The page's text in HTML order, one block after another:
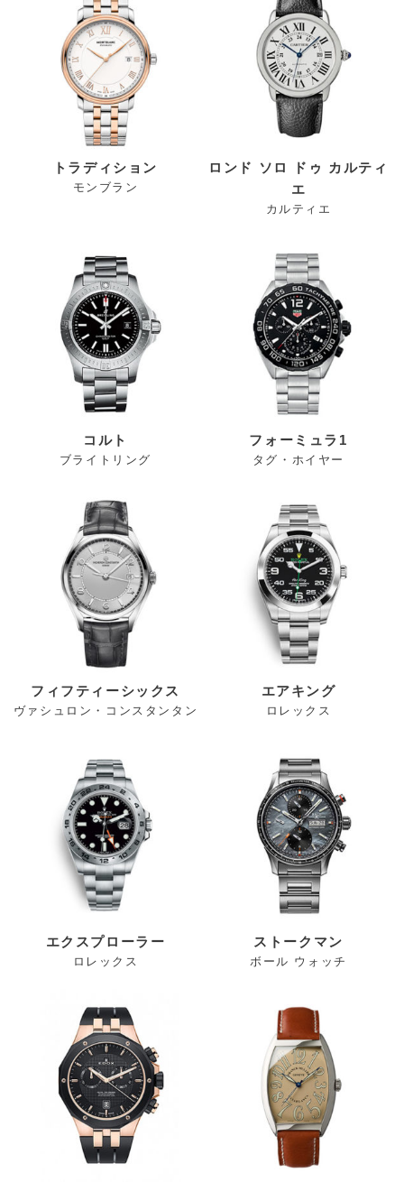
トラディション
モンブラン
ロンド ソロ ドゥ カルティ
エ
カルティエ
コルト
ブライトリング
フォーミュラ1
タグ・ホイヤー
フィフティーシックス
ヴァシュロン・コンスタンタン
エアキング
ロレックス
エクスプローラー
ロレックス
ストークマン
ボール ウォッチ